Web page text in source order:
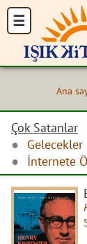
Ana
Çok Satanlar
Gelecekler
İnternete